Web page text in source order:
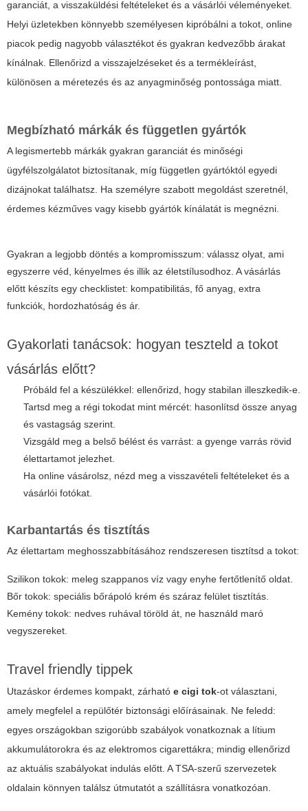
garanciát, a visszaküldési feltételeket és a vásárlói véleményeket.
Helyi üzletekben könnyebb személyesen kipróbálni a tokot, online
piacok pedig nagyobb választékot és gyakran kedvezőbb árakat
kínálnak. Ellenőrizd a visszajelzéseket és a termékleírást,
különösen a méretezés és az anyagminőség pontossága miatt.
Megbízható márkák és független gyártók
A legismertebb márkák gyakran garanciát és minőségi
ügyfélszolgálatot biztosítanak, míg független gyártóktól egyedi
dizájnokat találhatsz. Ha személyre szabott megoldást szeretnél,
érdemes kézműves vagy kisebb gyártók kínálatát is megnézni.
Gyakran a legjobb döntés a kompromisszum: válassz olyat, ami
egyszerre véd, kényelmes és illik az életstílusodhoz. A vásárlás
előtt készíts egy checklistet: kompatibilitás, fő anyag, extra
funkciók, hordozhatóság és ár.
Gyakorlati tanácsok: hogyan teszteld a tokot
vásárlás előtt?
Próbáld fel a készülékkel: ellenőrizd, hogy stabilan illeszkedik-e.
Tartsd meg a régi tokodat mint mércét: hasonlítsd össze anyag
és vastagság szerint.
Vizsgáld meg a belső bélést és varrást: a gyenge varrás rövid
élettartamot jelezhet.
Ha online vásárolsz, nézd meg a visszavételi feltételeket és a
vásárlói fotókat.
Karbantartás és tisztítás
Az élettartam meghosszabbításához rendszeresen tisztítsd a tokot:
Szilikon tokok: meleg szappanos víz vagy enyhe fertőtlenítő oldat.
Bőr tokok: speciális bőrápoló krém és száraz felület tisztítás.
Kemény tokok: nedves ruhával töröld át, ne használd maró
vegyszereket.
Travel friendly tippek
Utazáskor érdemes kompakt, zárható e cigi tok-ot választani,
amely megfelel a repülőtér biztonsági előírásainak. Ne feledd:
egyes országokban szigorúbb szabályok vonatkoznak a lítium
akkumulátorokra és az elektromos cigarettákra; mindig ellenőrizd
az aktuális szabályokat indulás előtt. A TSA-szerű szervezetek
oldalain könnyen találsz útmutatót a szállításra vonatkozóan.